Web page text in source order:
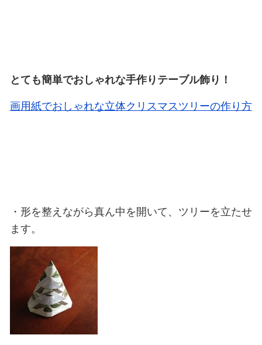
とても簡単でおしゃれな手作りテーブル飾り！
画用紙でおしゃれな立体クリスマスツリーの作り方
・形を整えながら真ん中を開いて、ツリーを立たせ
ます。